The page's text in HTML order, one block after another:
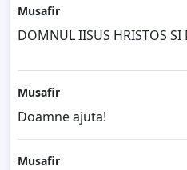
Musafir
DOMNUL IISUS HRISTOS SI
Musafir
Doamne ajuta!
Musafir